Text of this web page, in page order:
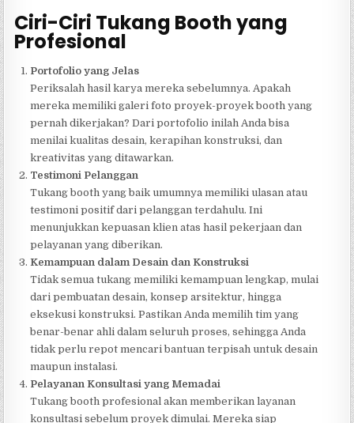
Ciri-Ciri Tukang Booth yang
Profesional
Portofolio yang Jelas
Periksalah hasil karya mereka sebelumnya. Apakah
mereka memiliki galeri foto proyek-proyek booth yang
pernah dikerjakan? Dari portofolio inilah Anda bisa
menilai kualitas desain, kerapihan konstruksi, dan
kreativitas yang ditawarkan.
Testimoni Pelanggan
Tukang booth yang baik umumnya memiliki ulasan atau
testimoni positif dari pelanggan terdahulu. Ini
menunjukkan kepuasan klien atas hasil pekerjaan dan
pelayanan yang diberikan.
Kemampuan dalam Desain dan Konstruksi
Tidak semua tukang memiliki kemampuan lengkap, mulai
dari pembuatan desain, konsep arsitektur, hingga
eksekusi konstruksi. Pastikan Anda memilih tim yang
benar-benar ahli dalam seluruh proses, sehingga Anda
tidak perlu repot mencari bantuan terpisah untuk desain
maupun instalasi.
Pelayanan Konsultasi yang Memadai
Tukang booth profesional akan memberikan layanan
konsultasi sebelum proyek dimulai. Mereka siap